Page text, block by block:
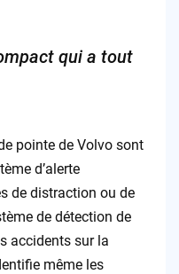
qui a tout
pointe de Volvo sont
d’alerte
de distraction ou de
de détection de
accidents sur la
même les